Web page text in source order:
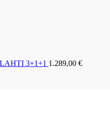
LAHTI 3+1+1 1.289,00 €